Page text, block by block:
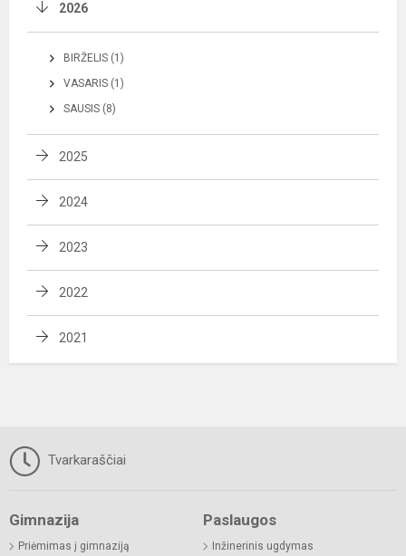
2026
BIRŽELIS (1)
VASARIS (1)
SAUSIS (8)
2025
2024
2023
2022
2021
Tvarkaraščiai
Gimnazija
Priėmimas į gimnaziją
Paslaugos
Inžinerinis ugdymas